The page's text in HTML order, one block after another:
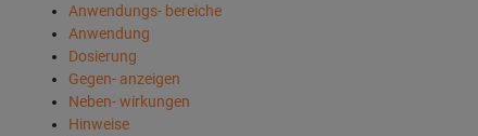
Anwendungs- bereiche
Anwendung
Dosierung
Gegen- anzeigen
Neben- wirkungen
Hinweise